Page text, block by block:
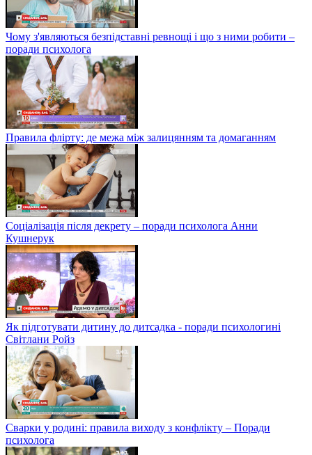
Чому з'являються безпідставні ревнощі і що з ними робити –
поради психолога
Правила флірту: де межа між залицянням та домаганням
Соціалізація після декрету – поради психолога Анни
Кушнерук
Як підготувати дитину до дитсадка - поради психологині
Світлани Ройз
Сварки у родині: правила виходу з конфлікту – Поради
психолога